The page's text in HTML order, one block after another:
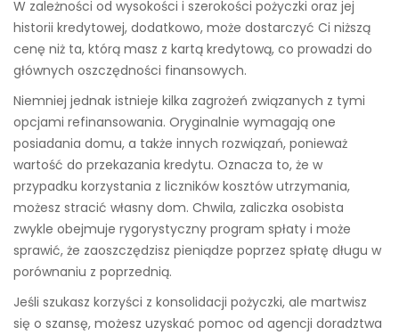
W zależności od wysokości i szerokości pożyczki oraz jej
historii kredytowej, dodatkowo, może dostarczyć Ci niższą
cenę niż ta, którą masz z kartą kredytową, co prowadzi do
głównych oszczędności finansowych.
Niemniej jednak istnieje kilka zagrożeń związanych z tymi
opcjami refinansowania. Oryginalnie wymagają one
posiadania domu, a także innych rozwiązań, ponieważ
wartość do przekazania kredytu. Oznacza to, że w
przypadku korzystania z liczników kosztów utrzymania,
możesz stracić własny dom. Chwila, zaliczka osobista
zwykle obejmuje rygorystyczny program spłaty i może
sprawić, że zaoszczędzisz pieniądze poprzez spłatę długu w
porównaniu z poprzednią.
Jeśli szukasz korzyści z konsolidacji pożyczki, ale martwisz
się o szansę, możesz uzyskać pomoc od agencji doradztwa